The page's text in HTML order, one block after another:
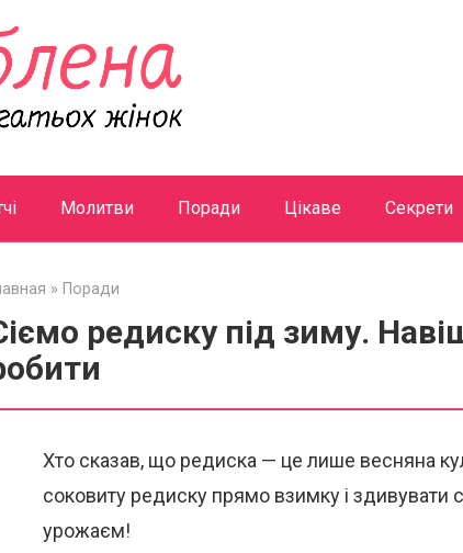
Молитви Поради Цікаве Секрети
» Поради
редиску під зиму.
Хто сказав, що редиска — це лише весняна
соковиту редиску прямо взимку і здивувати
урожаєм!